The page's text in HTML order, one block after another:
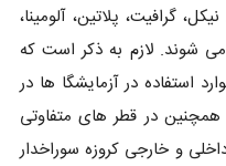
گرافیت، پلاتین، آلومینا،
می شوند. لازم به ذکر است که
استفاده در آزمایشگا ها در
میلی لیتری و همچنین در قطر های متفاوتی
و خارجی کروزه سوراخدار